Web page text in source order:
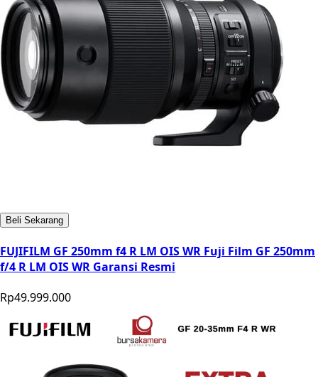
Beli Sekarang
FUJIFILM GF 250mm f4 R LM OIS WR Fuji Film GF 250mm
f/4 R LM OIS WR Garansi Resmi
Rp49.999.000